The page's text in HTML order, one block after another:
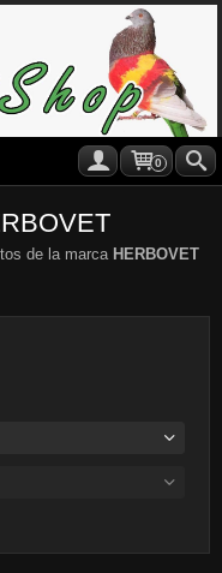
0
de la marca HERBOVET